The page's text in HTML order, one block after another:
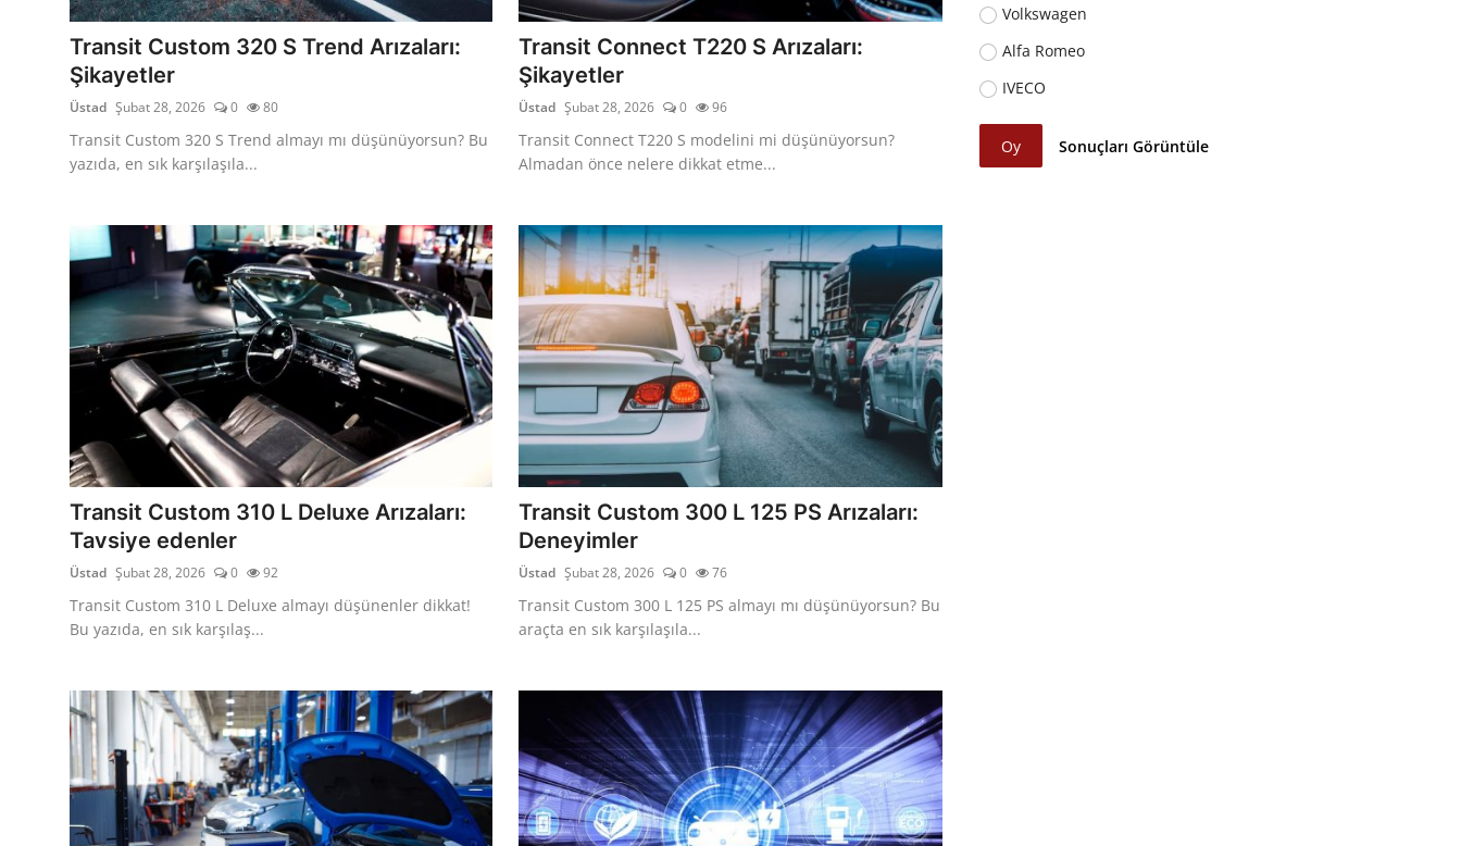
Transit Custom 320 S Trend Arızaları:
Şikayetler
Üstad Şubat 28, 2026 0 80
Transit Custom 320 S Trend almayı mı düşünüyorsun? Bu
yazıda, en sık karşılaşıla...
Transit Connect T220 S Arızaları:
Şikayetler
Üstad Şubat 28, 2026 0 96
Transit Connect T220 S modelini mi düşünüyorsun?
Almadan önce nelere dikkat etme...
Transit Custom 310 L Deluxe Arızaları:
Tavsiye edenler
Üstad Şubat 28, 2026 0 92
Transit Custom 310 L Deluxe almayı düşünenler dikkat!
Bu yazıda, en sık karşılaş...
Transit Custom 300 L 125 PS Arızaları:
Deneyimler
Üstad Şubat 28, 2026 0 76
Transit Custom 300 L 125 PS almayı mı düşünüyorsun? Bu
araçta en sık karşılaşıla...
Volkswagen
Alfa Romeo
IVECO
Oy Sonuçları Görüntüle